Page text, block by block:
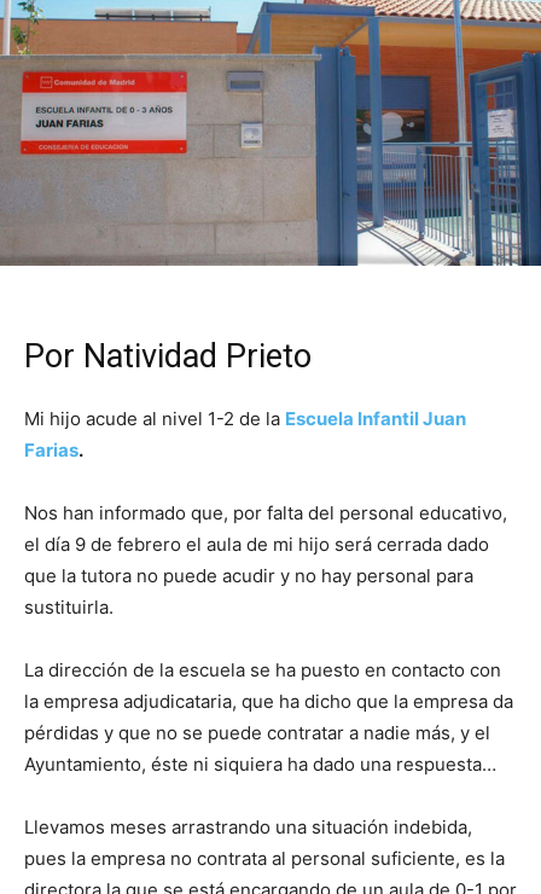
Por Natividad Prieto
Mi hijo acude al nivel 1-2 de la Escuela Infantil Juan
Farias.
Nos han informado que, por falta del personal educativo,
el día 9 de febrero el aula de mi hijo será cerrada dado
que la tutora no puede acudir y no hay personal para
sustituirla.
La dirección de la escuela se ha puesto en contacto con
la empresa adjudicataria, que ha dicho que la empresa da
pérdidas y que no se puede contratar a nadie más, y el
Ayuntamiento, éste ni siquiera ha dado una respuesta…
Llevamos meses arrastrando una situación indebida,
pues la empresa no contrata al personal suficiente, es la